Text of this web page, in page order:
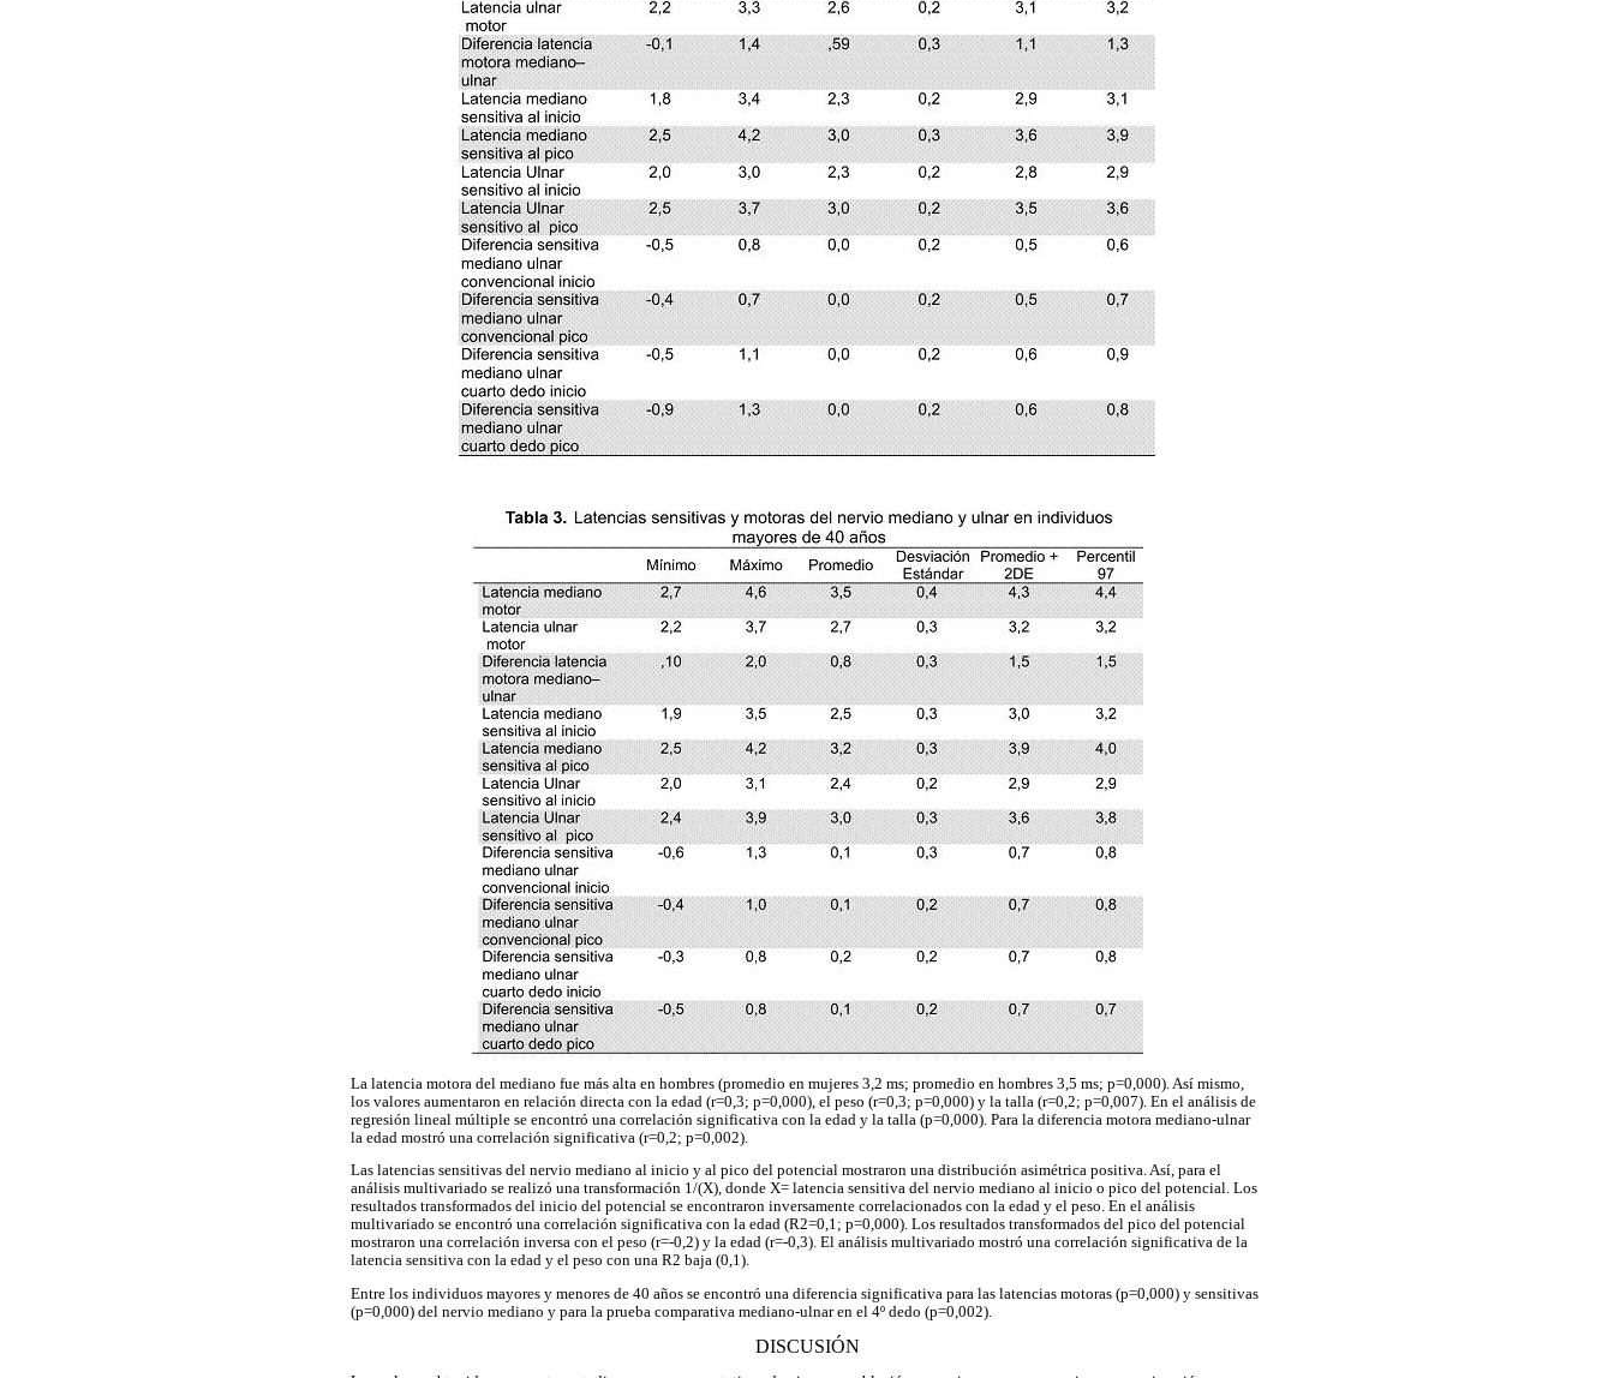
La latencia motora del mediano fue más alta en hombres (promedio en mujeres 3,2 ms; promedio en hombres 3,5 ms; p=0,000). Así mismo,
los valores aumentaron en relación directa con la edad (r=0,3; p=0,000), el peso (r=0,3; p=0,000) y la talla (r=0,2; p=0,007). En el análisis de
regresión lineal múltiple se encontró una correlación significativa con la edad y la talla (p=0,000). Para la diferencia motora mediano-ulnar
la edad mostró una correlación significativa (r=0,2; p=0,002).
Las latencias sensitivas del nervio mediano al inicio y al pico del potencial mostraron una distribución asimétrica positiva. Así, para el
análisis multivariado se realizó una transformación 1/(X), donde X= latencia sensitiva del nervio mediano al inicio o pico del potencial. Los
resultados transformados del inicio del potencial se encontraron inversamente correlacionados con la edad y el peso. En el análisis
multivariado se encontró una correlación significativa con la edad (R2=0,1; p=0,000). Los resultados transformados del pico del potencial
mostraron una correlación inversa con el peso (r=-0,2) y la edad (r=-0,3). El análisis multivariado mostró una correlación significativa de la
latencia sensitiva con la edad y el peso con una R2 baja (0,1).
Entre los individuos mayores y menores de 40 años se encontró una diferencia significativa para las latencias motoras (p=0,000) y sensitivas
(p=0,000) del nervio mediano y para la prueba comparativa mediano-ulnar en el 4º dedo (p=0,002).
DISCUSIÓN